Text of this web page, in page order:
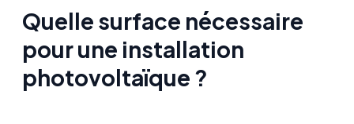
Quelle surface nécessaire
pour une installation
photovoltaïque ?